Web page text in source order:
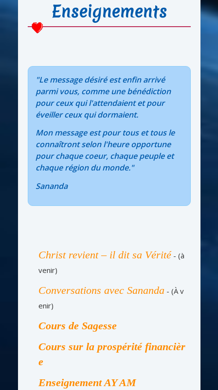
Enseignements
"Le message désiré est enfin arrivé
parmi vous, comme une bénédiction
pour ceux qui l'attendaient et pour
éveiller ceux qui dormaient.
Mon message est pour tous et tous le
connaîtront selon l'heure opportune
pour chaque coeur, chaque peuple et
chaque région du monde."
Sananda
Christ revient – il dit sa Vérité - (à
venir)
Conversations avec Sananda - (À v
enir)
Cours de Sagesse
Cours sur la prospérité financièr
e
Enseignement AY AM